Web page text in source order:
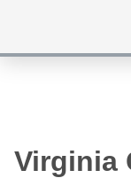
Virginia